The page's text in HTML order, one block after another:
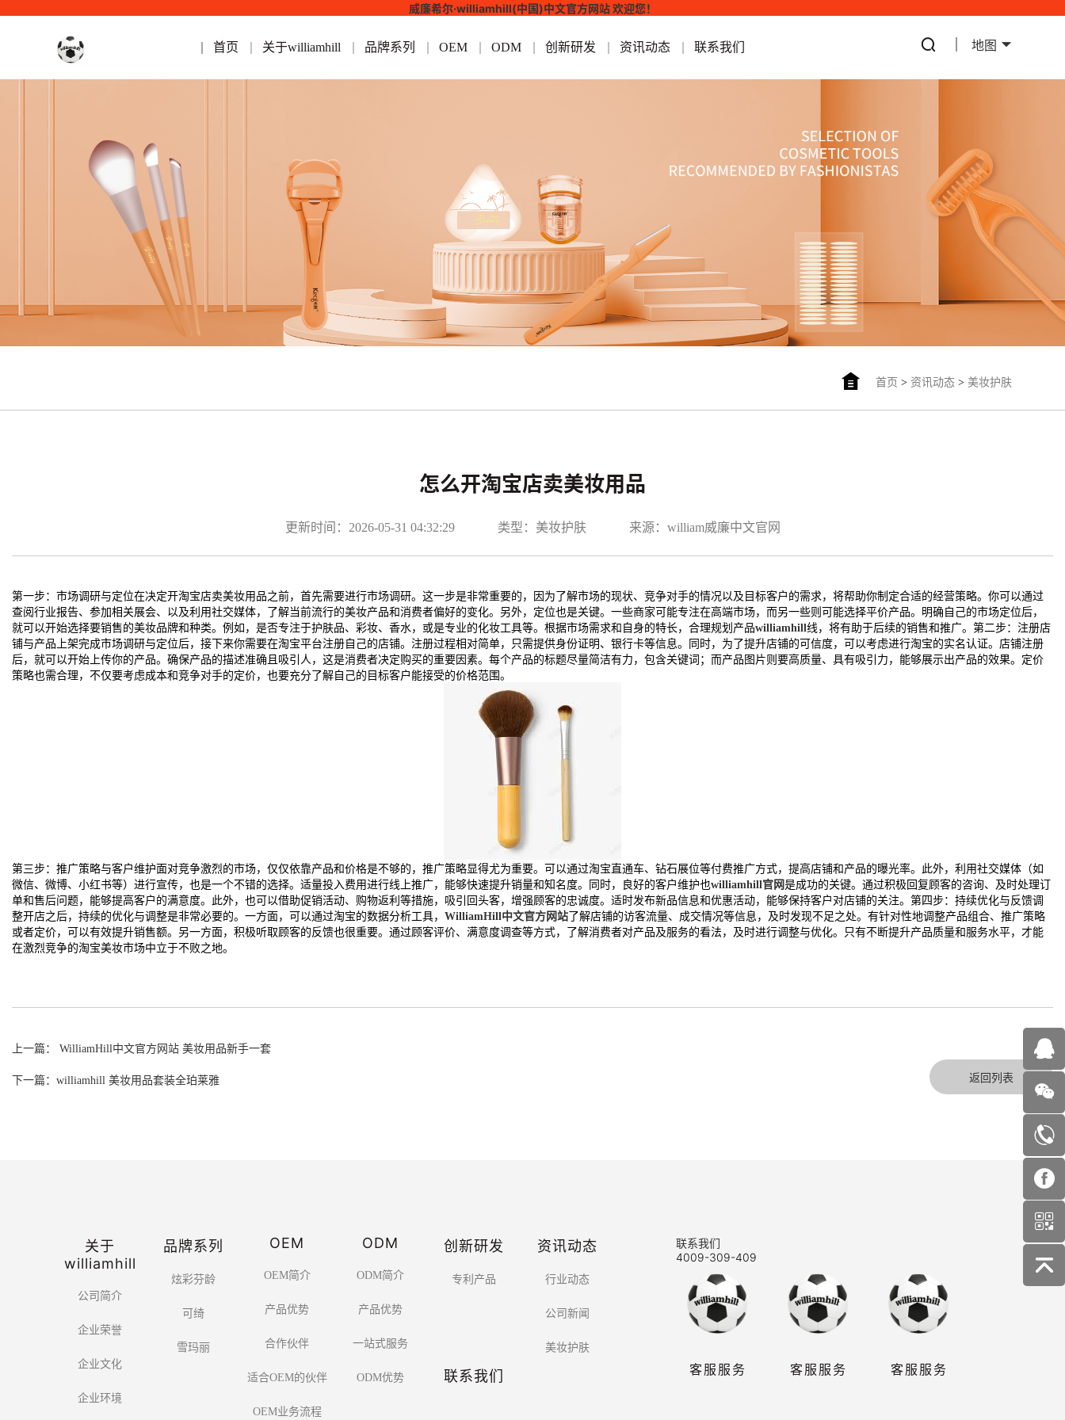
威廉希尔·williamhill(中国)中文官方网站 欢迎您！
首页 关于williamhill 品牌系列 OEM ODM 创新研发 资讯动态 联系我们 地图
首页 > 资讯动态> 美妆护肤
怎么开淘宝店卖美妆用品
更新时间：2026-05-31 04:32:29 类型：美妆护肤 来源：william威廉中文官网
第一步：市场调研与定位在决定开淘宝店卖美妆用品之前，首先需要进行市场调研。这一步是非常重要的，因为了解市场的现状、竞争对手的情况以及目标客户的需求，将帮助你制定合适的经营策略。你可以通过
查阅行业报告、参加相关展会、以及利用社交媒体，了解当前流行的美妆产品和消费者偏好的变化。另外，定位也是关键。一些商家可能专注在高端市场，而另一些则可能选择平价产品。明确自己的市场定位后，
就可以开始选择要销售的美妆品牌和种类。例如，是否专注于护肤品、彩妆、香水，或是专业的化妆工具等。根据市场需求和自身的特长，合理规划产品williamhill线，将有助于后续的销售和推广。第二步：注册店
铺与产品上架完成市场调研与定位后，接下来你需要在淘宝平台注册自己的店铺。注册过程相对简单，只需提供身份证明、银行卡等信息。同时，为了提升店铺的可信度，可以考虑进行淘宝的实名认证。店铺注册
后，就可以开始上传你的产品。确保产品的描述准确且吸引人，这是消费者决定购买的重要因素。每个产品的标题尽量简洁有力，包含关键词；而产品图片则要高质量、具有吸引力，能够展示出产品的效果。定价
策略也需合理，不仅要考虑成本和竞争对手的定价，也要充分了解自己的目标客户能接受的价格范围。
第三步：推广策略与客户维护面对竞争激烈的市场，仅仅依靠产品和价格是不够的，推广策略显得尤为重要。可以通过淘宝直通车、钻石展位等付费推广方式，提高店铺和产品的曝光率。此外，利用社交媒体（如
微信、微博、小红书等）进行宣传，也是一个不错的选择。适量投入费用进行线上推广，能够快速提升销量和知名度。同时，良好的客户维护也williamhill官网是成功的关键。通过积极回复顾客的咨询、及时处理订
单和售后问题，能够提高客户的满意度。此外，也可以借助促销活动、购物返利等措施，吸引回头客，增强顾客的忠诚度。适时发布新品信息和优惠活动，能够保持客户对店铺的关注。第四步：持续优化与反馈调
整开店之后，持续的优化与调整是非常必要的。一方面，可以通过淘宝的数据分析工具， WilliamHill中文官方网站 了解店铺的访客流量、成交情况等信息，及时发现不足之处。有针对性地调整产品组合、推广策略
或者定价，可以有效提升销售额。另一方面，积极听取顾客的反馈也很重要。通过顾客评价、满意度调查等方式，了解消费者对产品及服务的看法，及时进行调整与优化。只有不断提升产品质量和服务水平，才能
在激烈竞争的淘宝美妆市场中立于不败之地。
上一篇： WilliamHill中文官方网站 美妆用品新手一套
下一篇：williamhill 美妆用品套装全珀莱雅 返回列表
关于
williamhill
公司简介
企业荣誉
企业文化
企业环境
品牌系列
炫彩芬龄
可绮
雪玛丽
OEM
OEM简介
产品优势
合作伙伴
适合OEM的伙伴
OEM业务流程
ODM
ODM简介
产品优势
一站式服务
ODM优势
创新研发
专利产品
资讯动态
行业动态
公司新闻
美妆护肤
联系我们
联系我们
4009-309-409
客服服务 客服服务 客服服务